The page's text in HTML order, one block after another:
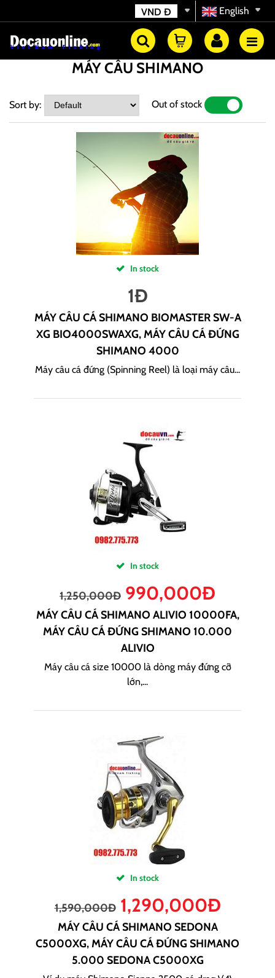
English
VND Đ
MÁY CÂU SHIMANO
Sort by: Out of stock
In stock
1Đ
MÁY CÂU CÁ SHIMANO BIOMASTER SW-A
XG BIO4000SWAXG, MÁY CÂU CÁ ĐỨNG
SHIMANO 4000
Máy câu cá đứng (Spinning Reel) là loại máy câu...
In stock
1,250,000Đ 990,000Đ
MÁY CÂU CÁ SHIMANO ALIVIO 10000FA,
MÁY CÂU CÁ ĐỨNG SHIMANO 10.000
ALIVIO
Máy câu cá size 10000 là dòng máy đứng cỡ
lớn,...
In stock
1,590,000Đ 1,290,000Đ
MÁY CÂU CÁ SHIMANO SEDONA
C5000XG, MÁY CÂU CÁ ĐỨNG SHIMANO
5.000 SEDONA C5000XG